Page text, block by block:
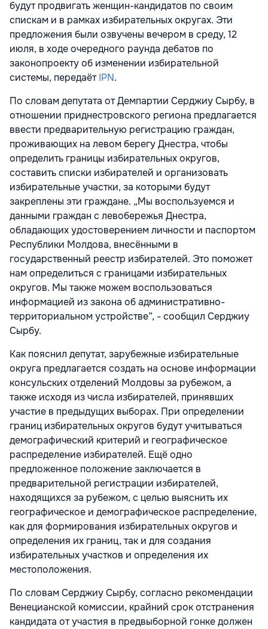
будут продвигать женщин-кандидатов по своим
спискам и в рамках избирательных округах. Эти
предложения были озвучены вечером в среду, 12
июля, в ходе очередного раунда дебатов по
законопроекту об изменении избирательной
системы, передаётIPN.
По словам депутата от Демпартии Серджиу Сырбу, в
отношении приднестровского региона предлагается
ввести предварительную регистрацию граждан,
проживающих на левом берегу Днестра, чтобы
определить границы избирательных округов,
составить списки избирателей и организовать
избирательные участки, за которыми будут
закреплены эти граждане. „Мы воспользуемся и
данными граждан с левобережья Днестра,
обладающих удостоверением личности и паспортом
Республики Молдова, внесёнными в
государственный реестр избирателей. Это поможет
нам определиться с границами избирательных
округов. Мы также можем воспользоваться
информацией из закона об административно-
территориальном устройстве”, - сообщил Серджиу
Сырбу.
Как пояснил депутат, зарубежные избирательные
округа предлагается создать на основе информации
консульских отделений Молдовы за рубежом, а
также исходя из числа избирателей, принявших
участие в предыдущих выборах. При определении
границ избирательных округов будут учитываться
демографический критерий и географическое
распределение избирателей. Ещё одно
предложенное положение заключается в
предварительной регистрации избирателей,
находящихся за рубежом, с целью выяснить их
географическое и демографическое распределение,
как для формирования избирательных округов и
определения их границ, так и для создания
избирательных участков и определения их
местоположения.
По словам Серджиу Сырбу, согласно рекомендации
Венецианской комиссии, крайний срок отстранения
кандидата от участия в предвыборной гонке должен